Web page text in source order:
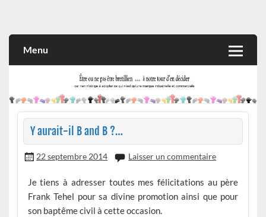
et commerciale
Menu
Y aurait-il B and B ?…
22 septembre 2014 Laisser un commentaire
Je tiens à adresser toutes mes félicitations au père
Frank Tehel pour sa divine promotion ainsi que pour
son baptême civil à cette occasion.